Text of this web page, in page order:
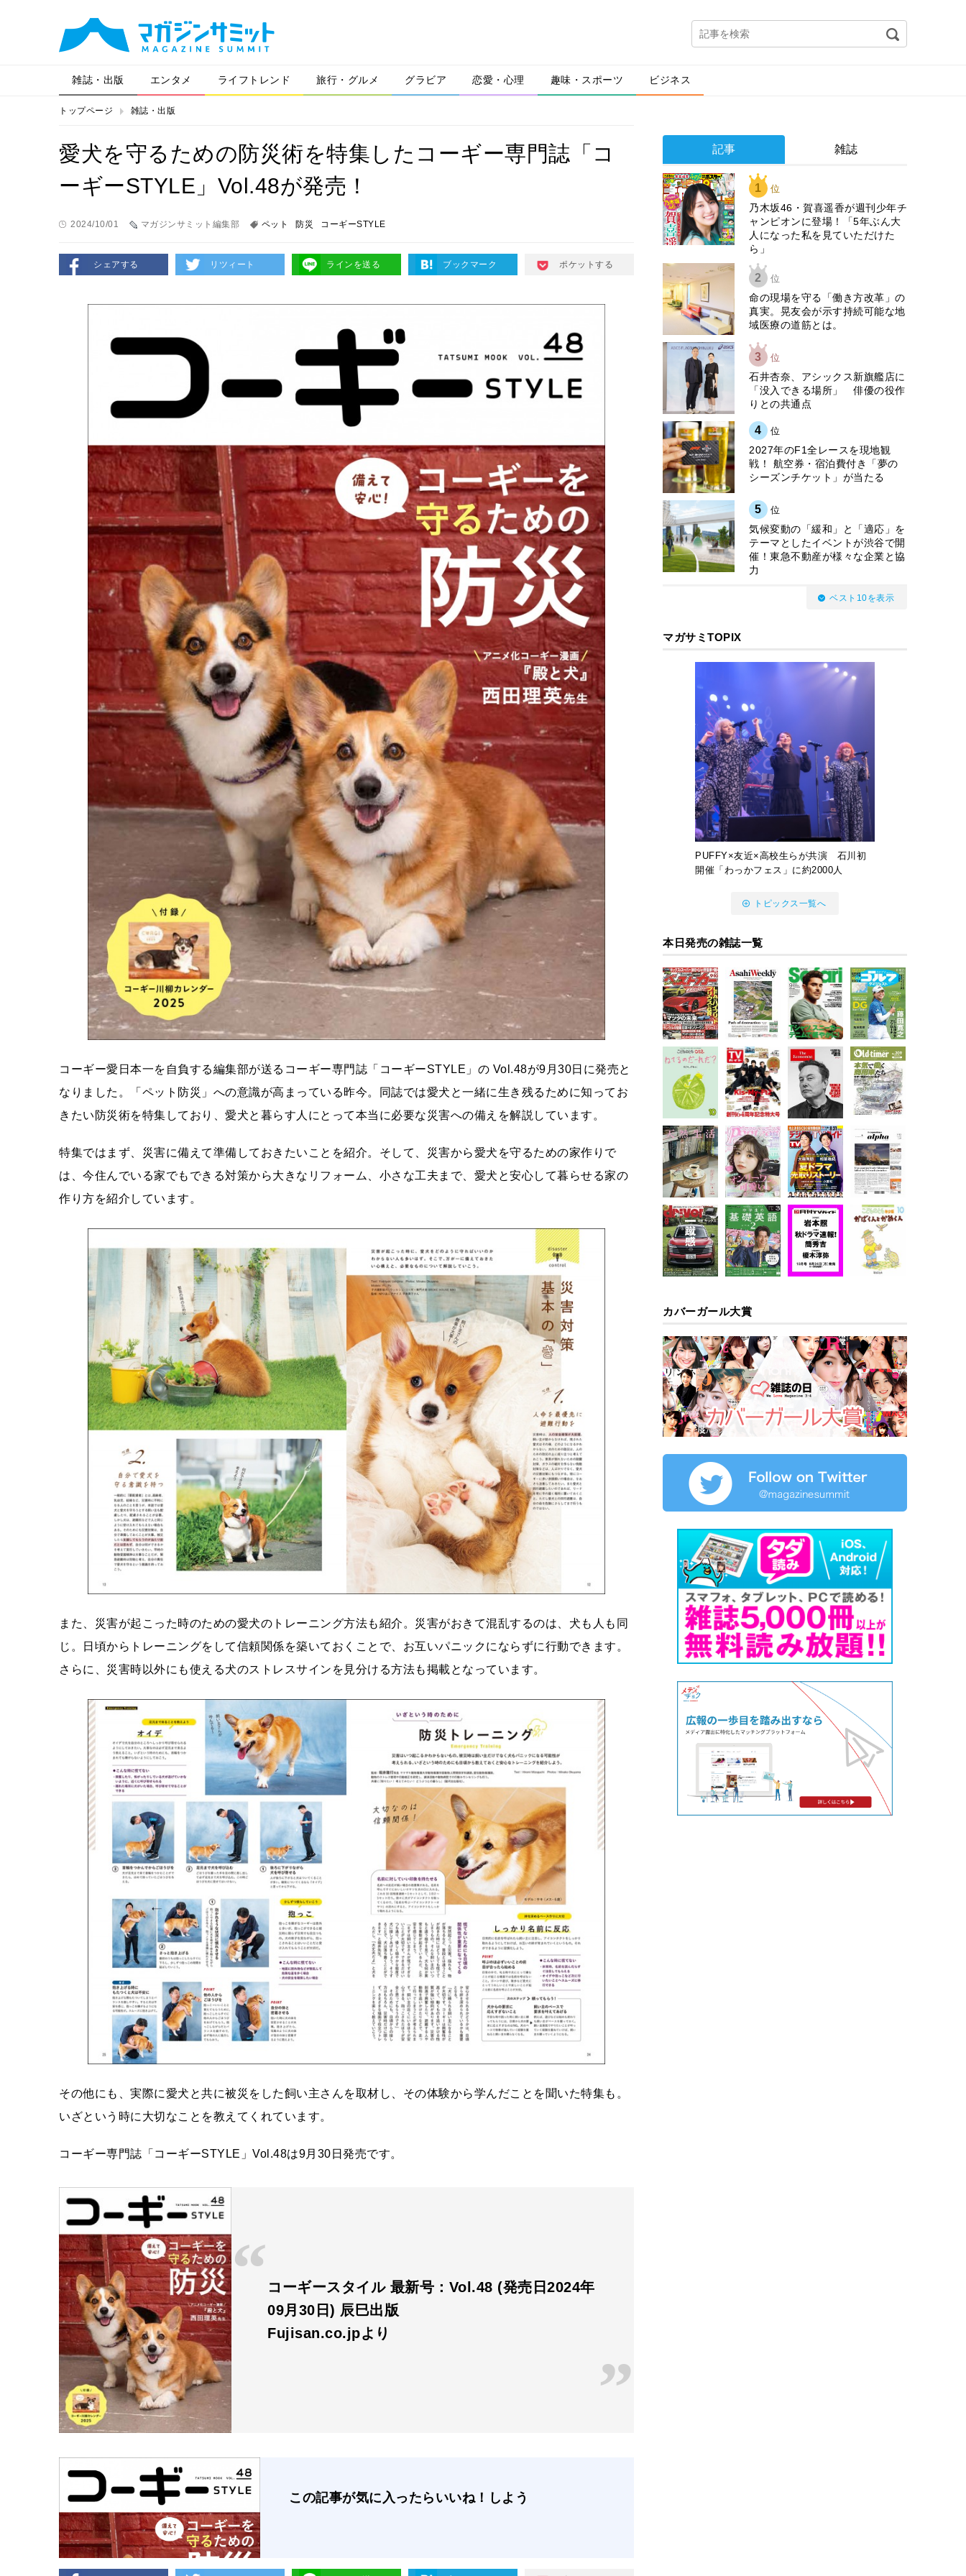
雑誌・出版 エンタメ ライフトレンド 旅行・グルメ グラビア 恋愛・心理 趣味・スポーツ ビジネス
トップページ 雑誌・出版
愛犬を守るための防災術を特集したコーギー専門誌「コ
ーギーSTYLE」Vol.48が発売！
2024/10/01 マガジンサミット編集部 ペット 防災 コーギーSTYLE
シェアする リツィート ラインを送る ブックマーク ポケットする
コーギー愛日本一を自負する編集部が送るコーギー専門誌「コーギーSTYLE」の Vol.48が9月30日に発売と
なりました。「ペット防災」への意識が高まっている昨今。同誌では愛犬と一緒に生き残るために知ってお
きたい防災術を特集しており、愛犬と暮らす人にとって本当に必要な災害への備えを解説しています。
特集ではまず、災害に備えて準備しておきたいことを紹介。そして、災害から愛犬を守るための家作りで
は、今住んでいる家でもできる対策から大きなリフォーム、小さな工夫まで、愛犬と安心して暮らせる家の
作り方を紹介しています。
また、災害が起こった時のための愛犬のトレーニング方法も紹介。災害がおきて混乱するのは、犬も人も同
じ。日頃からトレーニングをして信頼関係を築いておくことで、お互いパニックにならずに行動できます。
さらに、災害時以外にも使える犬のストレスサインを見分ける方法も掲載となっています。
その他にも、実際に愛犬と共に被災をした飼い主さんを取材し、その体験から学んだことを聞いた特集も。
いざという時に大切なことを教えてくれています。
コーギー専門誌「コーギーSTYLE」Vol.48は9月30日発売です。
コーギースタイル 最新号：Vol.48 (発売日2024年
09月30日) 辰巳出版
Fujisan.co.jpより
この記事が気に入ったらいいね！しよう
記事 雑誌
1 位
乃木坂46・賀喜遥香が週刊少年チ
ャンピオンに登場！「5年ぶん大
人になった私を見ていただけた
ら」
2 位
​命の現場を守る「働き方改革」の
真実。晃友会が示す持続可能な地
域医療の道筋とは。
3 位
石井杏奈、アシックス新旗艦店に
「没入できる場所」 俳優の役作
りとの共通点
4 位
2027年のF1全レースを現地観
戦！ 航空券・宿泊費付き「夢の
シーズンチケット」が当たる
5 位
気候変動の「緩和」と「適応」を
テーマとしたイベントが渋谷で開
催！東急不動産が様々な企業と協
力
ベスト10を表示
マガサミTOPIX
PUFFY×友近×高校生らが共演 石川初
開催「わっかフェス」に約2000人
トピックス一覧へ
本日発売の雑誌一覧
カバーガール大賞